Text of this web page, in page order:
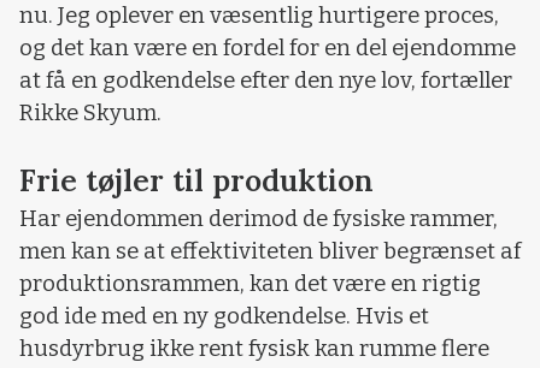
nu. Jeg oplever en væsentlig hurtigere proces,
og det kan være en fordel for en del ejendomme
at få en godkendelse efter den nye lov, fortæller
Rikke Skyum.
Frie tøjler til produktion
Har ejendommen derimod de fysiske rammer,
men kan se at effektiviteten bliver begrænset af
produktionsrammen, kan det være en rigtig
god ide med en ny godkendelse. Hvis et
husdyrbrug ikke rent fysisk kan rumme flere